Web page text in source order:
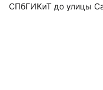
СПбГИКиТ до улицы